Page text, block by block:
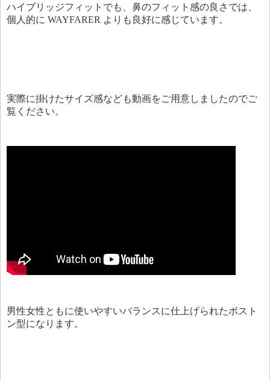
ハイブリッジフィットでも、鼻のフィット 感の良さでは、
個人的に WAYFARER よりも良好に感じています。
実際に掛けたサイズ感なども動画をご用意しましたのでご
覧ください。
男性女性ともに使いやすいバランスに仕上げられたボスト
ン型になります。